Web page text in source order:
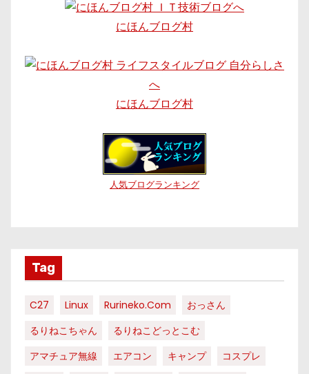
にほんブログ村
にほんブログ村
人気ブログランキング
Tag
C27 Linux Rurineko.com
おっさん
るりねこちゃん
るりねこどっとこむ
アマチュア無線
エアコン キャンプ
コスプレ